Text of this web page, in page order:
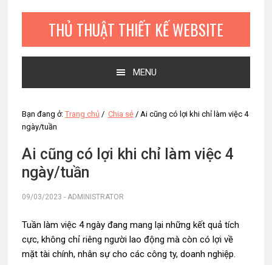
THỦ THUẬT THIẾT KẾ WEBSITE
MENU
Bạn đang ở: Trang chủ / Chia sẻ /Ai cũng có lợi khi chỉ làm việc 4
ngày/tuần
Ai cũng có lợi khi chỉ làm việc 4
ngày/tuần
09/03/2023 - ADMINISTRATOR
Tuần làm việc 4 ngày đang mang lại những kết quả tích
cực, không chỉ riêng người lao động mà còn có lợi về
mặt tài chính, nhân sự cho các công ty, doanh nghiệp.